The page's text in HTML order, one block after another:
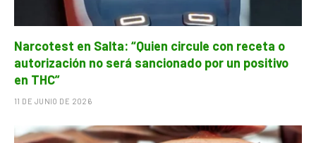
Narcotest en Salta: “Quien circule con receta o
autorización no será sancionado por un positivo
en THC”
11 DE JUNIO DE 2026